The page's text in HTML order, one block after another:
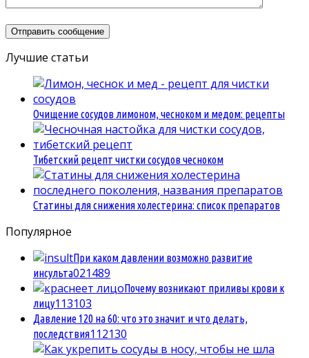
Лучшие статьи
Очищение сосудов лимоном, чесноком и медом: рецепты
Тибетский рецепт чистки сосудов чесноком
Статины для снижения холестерина: список препаратов
Популярное
При каком давлении возможно развитие
инсульта021489
Почему возникают приливы крови к
лицу1 13103
Давление 120 на 60: что это значит и что делать,
последствия1 12130